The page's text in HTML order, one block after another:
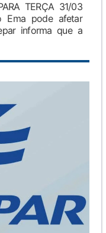
TERÇA 31/03
Ema pode afetar
informa que a